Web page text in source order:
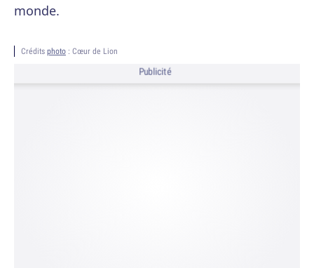
monde.
Crédits photo : Cœur de Lion
Publicité